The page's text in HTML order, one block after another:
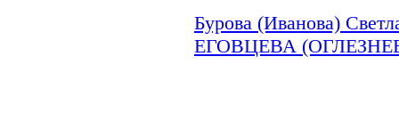
Бурова (Иванова)
ЕГОВЦЕВА